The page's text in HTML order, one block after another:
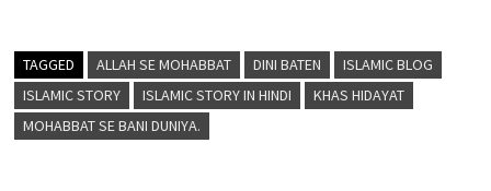
TAGGED ALLAH SE MOHABBAT DINI BATEN
ISLAMIC BLOG
ISLAMIC STORY
ISLAMIC STORY IN HINDI
KHAS HIDAYAT
MOHABBAT SE BANI DUNIYA.